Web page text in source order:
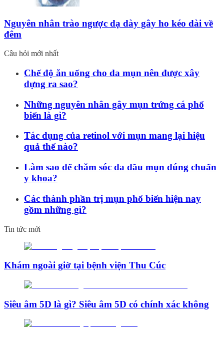
Nguyên nhân trào ngược dạ dày gây ho kéo dài về
đêm
Câu hỏi mới nhất
Chế độ ăn uống cho da mụn nên được xây
dựng ra sao?
Những nguyên nhân gây mụn trứng cá phổ
biến là gì?
Tác dụng của retinol với mụn mang lại hiệu
quả thế nào?
Làm sao để chăm sóc da dầu mụn đúng chuẩn
y khoa?
Các thành phần trị mụn phổ biến hiện nay
gồm những gì?
Tin tức mới
Khám ngoài giờ tại bệnh viện Thu Cúc
Siêu âm 5D là gì? Siêu âm 5D có chính xác không